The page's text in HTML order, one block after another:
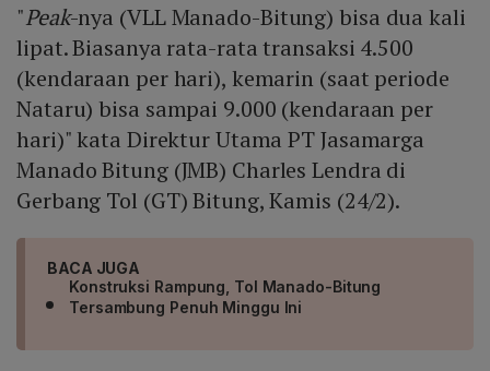
"Peak-nya (VLL Manado-Bitung) bisa dua kali
lipat. Biasanya rata-rata transaksi 4.500
(kendaraan per hari), kemarin (saat periode
Nataru) bisa sampai 9.000 (kendaraan per
hari)" kata Direktur Utama PT Jasamarga
Manado Bitung (JMB) Charles Lendra di
Gerbang Tol (GT) Bitung, Kamis (24/2).
BACA JUGA
Konstruksi Rampung, Tol Manado-Bitung
Tersambung Penuh Minggu Ini